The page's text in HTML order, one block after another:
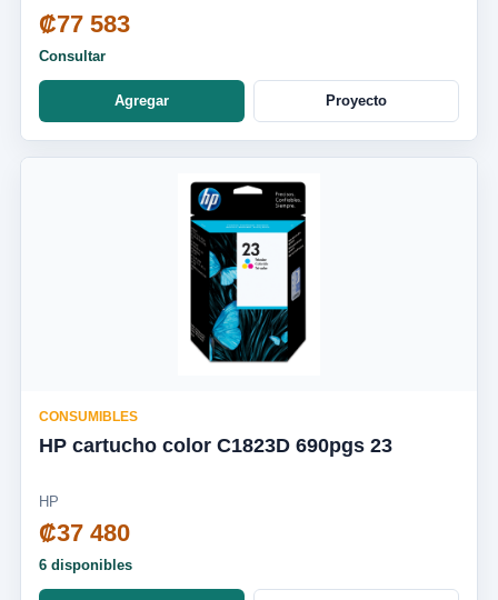
₡77 583
Consultar
Agregar Proyecto
CONSUMIBLES
HP cartucho color C1823D 690pgs 23
HP
₡37 480
6 disponibles